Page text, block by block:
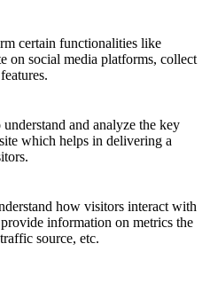
certain functionalities like
on social media platforms, collect
and analyze the key
which helps in delivering a
how visitors interact with
information on metrics the
source, etc.